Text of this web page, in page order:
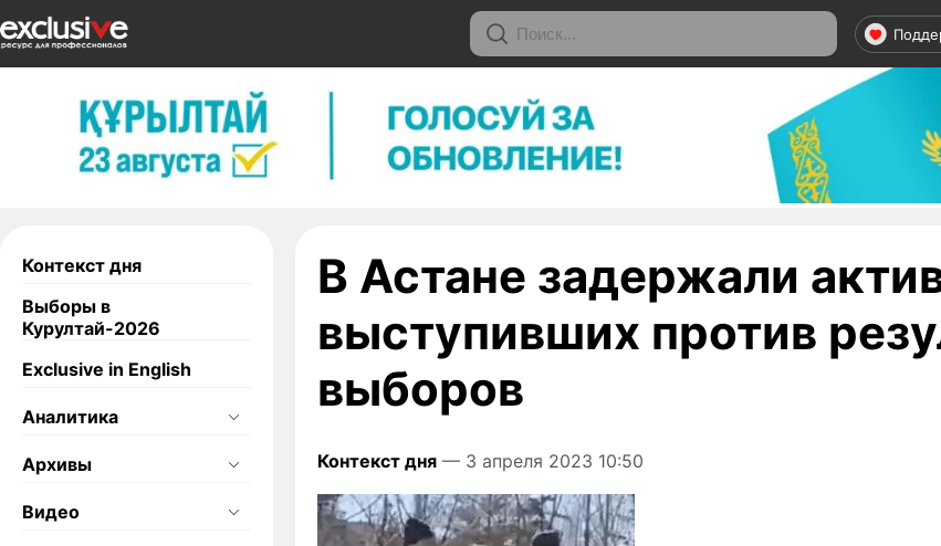
Контекст дня
Выборы в
Курултай-2026
Exclusive in English
Аналитика
Архивы
Видео
В Астане задержали
выступивших против
выборов
Контекст дня — 3 апреля 2023 10:50